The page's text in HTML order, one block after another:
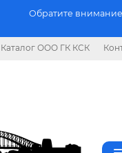
Обратите
Каталог ООО ГК КСК